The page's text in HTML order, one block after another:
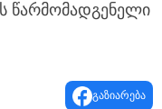
წარმომადგენელი
გაზიარება